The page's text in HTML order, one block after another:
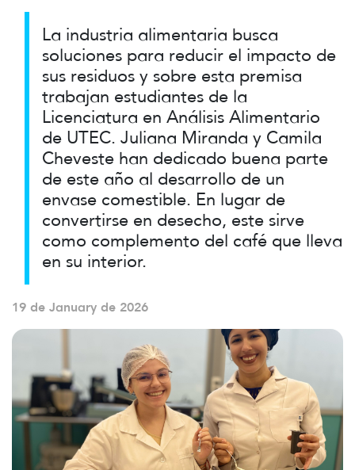
La industria alimentaria busca
soluciones para reducir el impacto de
sus residuos y sobre esta premisa
trabajan estudiantes de la
Licenciatura en Análisis Alimentario
de UTEC. Juliana Miranda y Camila
Cheveste han dedicado buena parte
de este año al desarrollo de un
envase comestible. En lugar de
convertirse en desecho, este sirve
como complemento del café que lleva
en su interior.
19 de January de 2026